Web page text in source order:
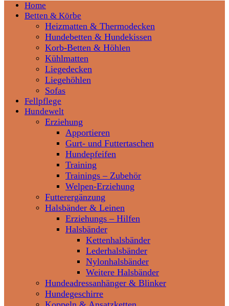
Home
Betten & Körbe
Heizmatten & Thermodecken
Hundebetten & Hundekissen
Korb-Betten & Höhlen
Kühlmatten
Liegedecken
Liegehöhlen
Sofas
Fellpflege
Hundewelt
Erziehung
Apportieren
Gurt- und Futtertaschen
Hundepfeifen
Training
Trainings – Zubehör
Welpen-Erziehung
Futterergänzung
Halsbänder & Leinen
Erziehungs – Hilfen
Halsbänder
Kettenhalsbänder
Lederhalsbänder
Nylonhalsbänder
Weitere Halsbänder
Hundeadressanhänger & Blinker
Hundegeschirre